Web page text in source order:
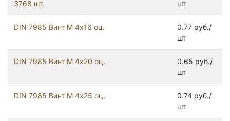
3768 шт.
шт
DIN 7985 Винт М 4х16 оц.
0.77 руб./
шт
DIN 7985 Винт М 4х20 оц.
0.65 руб./
шт
DIN 7985 Винт М 4х25 оц.
0.74 руб./
шт